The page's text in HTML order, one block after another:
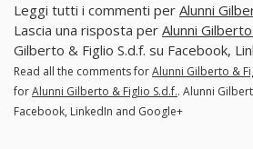
Leggi tutti i commenti per Alunni
Lascia una risposta per Alunni
Gilberto & Figlio S.d.f. su Facebook,
Read all the comments forAlunni Gilberto &
forAlunni Gilberto & Figlio S.d.f.. Alunni
Facebook, LinkedIn and Google+